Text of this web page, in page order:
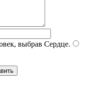
выбрав Сердце.